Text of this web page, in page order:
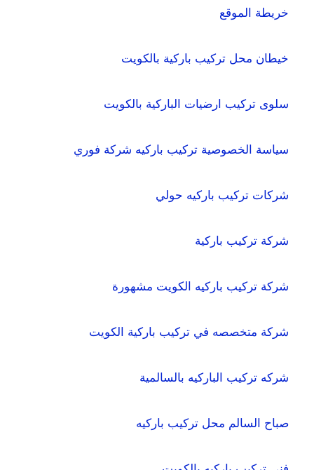
خريطة الموقع
خيطان محل تركيب باركية بالكويت
سلوى تركيب ارضيات الباركية بالكويت
سياسة الخصوصية تركيب باركيه شركة فوري
شركات تركيب باركيه حولي
شركة تركيب باركية
شركة تركيب باركيه الكويت مشهورة
شركة متخصصه في تركيب باركية الكويت
شركه تركيب الباركيه بالسالمية
صباح السالم محل تركيب باركيه